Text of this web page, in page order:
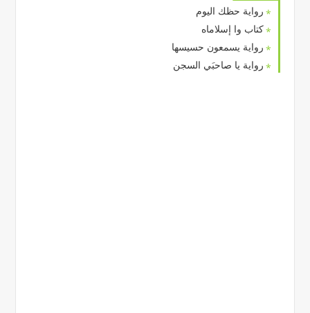
رواية حظك اليوم
كتاب وا إسلاماه
رواية يسمعون حسيسها
رواية يا صاحبَي السجن